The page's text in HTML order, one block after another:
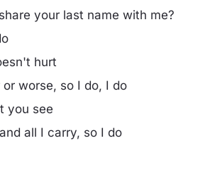
your last name with me?
hurt
worse, so I do, I do
you see
all I carry, so I do